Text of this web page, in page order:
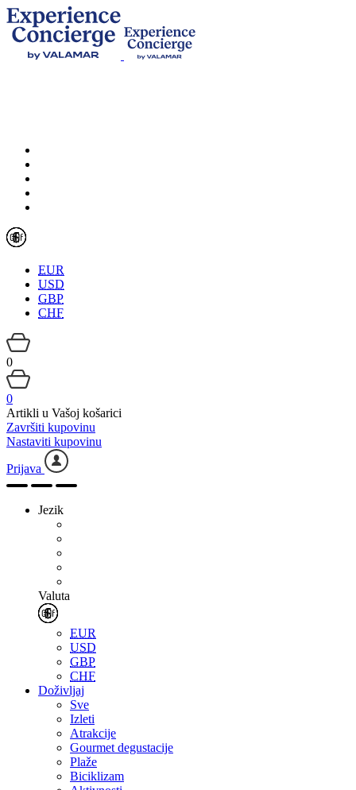
EUR
USD
GBP
CHF
0
0
Artikli u Vašoj košarici
Završiti kupovinu
Nastaviti kupovinu
Prijava
Jezik
Valuta
EUR
USD
GBP
CHF
Doživljaj
Sve
Izleti
Atrakcije
Gourmet degustacije
Plaže
Biciklizam